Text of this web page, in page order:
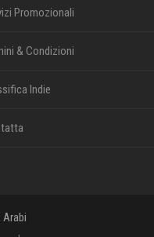
Promozionali
& Condizioni
Indie
Arabi